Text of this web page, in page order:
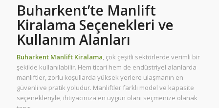
Buharkent’te Manlift
Kiralama Seçenekleri ve
Kullanım Alanları
Buharkent Manlift Kiralama, çok çeşitli sektörlerde verimli bir
şekilde kullanılabilir. Hem ticari hem de endüstriyel alanlarda
manliftler, zorlu koşullarda yüksek yerlere ulaşmanın en
güvenli ve pratik yoludur. Manliftler farklı model ve kapasite
seçenekleriyle, ihtiyacınıza en uygun olanı seçmenize olanak